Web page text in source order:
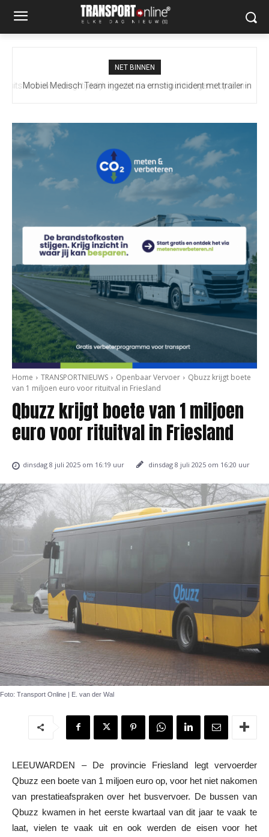
NET BINNEN
Mobiel Medisch Team ingezet na ernstig incident met trailer in
Home TRANSPORTNIEUWS Openbaar Vervoer
Qbuzz krijgt boete
van 1 miljoen euro voor rituitval in Friesland
Qbuzz krijgt boete van 1 miljoen
euro voor rituitval in Friesland
dinsdag 8 juli 2025 om 16:19 uur dinsdag 8 juli 2025 om 16:20 uur
Foto: Transport Online | E. van der Wal
LEEUWARDEN – De provincie Friesland legt vervoerder
Qbuzz een boete van 1 miljoen euro op, voor het niet nakomen
van prestatieafspraken over het busvervoer. De bussen van
Qbuzz kwamen in het eerste kwartaal van dit jaar te vaak te
laat, vielen te vaak uit en ook werden de eisen voor het